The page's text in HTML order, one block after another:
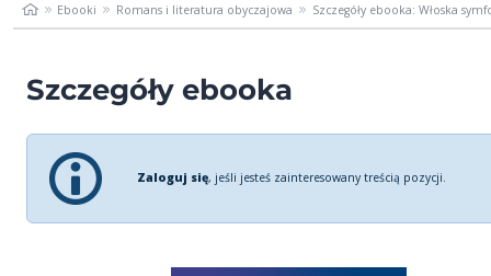
Ebooki Romans i literatura obyczajowa Szczegóły ebooka: Włoska
Szczegóły ebooka
Zaloguj się, jeśli jesteś zainteresowany treścią pozycji.